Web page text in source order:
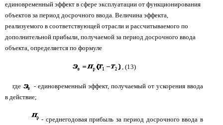
единовременный эффект в сфере эксплуатации от функционирования
объектов за период досрочного ввода. Величина эффекта,
реализуемого в соответствующей отрасли и рассчитываемого по
дополнительной прибыли, получаемой за период досрочного ввода
объекта, определяется по формуле
, (13)
где
- единовременный эффект, получаемый от ускорения ввода
в действие;
- среднегодовая прибыль за период досрочного ввода в